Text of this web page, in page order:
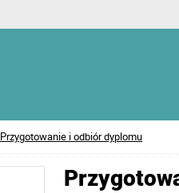
Przygotowanie i odbiór dyplomu